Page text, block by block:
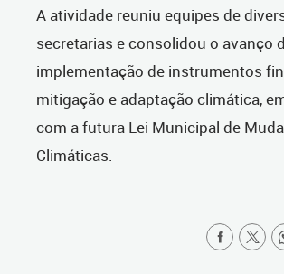
A atividade reuniu equipes de
secretarias e consolidou o avanço
implementação de instrumentos
mitigação e adaptação climática,
com a futura Lei Municipal de
Climáticas.